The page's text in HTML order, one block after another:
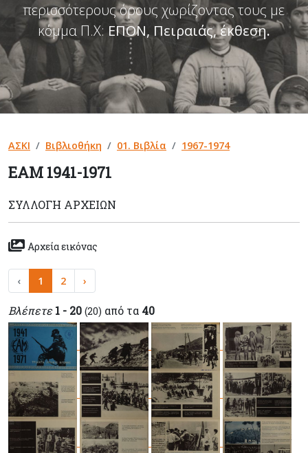
περισσότερους όρους χωρίζοντας τους με
κόμμα Π.Χ: ΕΠΟΝ, Πειραιάς, έκθεση.
ΑΣΚΙ Βιβλιοθήκη 01. Βιβλία 1967-1974
ΕΑΜ 1941-1971
ΣΥΛΛΟΓΉ ΑΡΧΕΊΩΝ
Αρχεία εικόνας
‹ 1 2 ›
Βλέπετε 1 - 20 (20) από τα 40